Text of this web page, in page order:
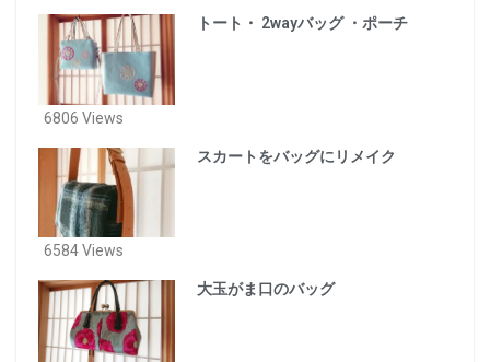
トート・ 2wayバッグ ・ポーチ
6806 Views
スカートをバッグにリメイク
6584 Views
大玉がま口のバッグ